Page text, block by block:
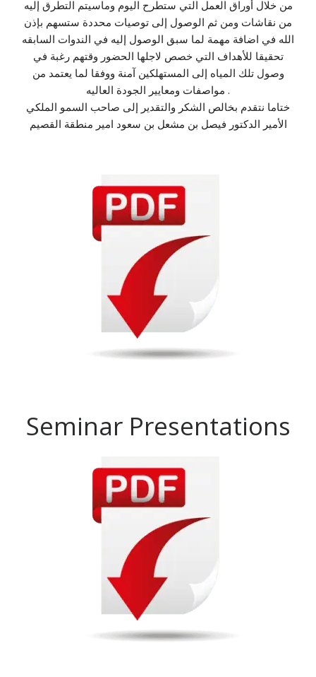
من خلال أوراق العمل التي ستطرح اليوم وماسيتم التطرق إليه
من نقاشات ومن ثم الوصول إلى توصيات محددة ستسهم بإذن
الله في اضافة مهمة لما سبق الوصول إليه في الندوات السابقه
تحقيقا للأهداف التي خصص لاجلها الحضور وقتهم رغبة في
وصول تلك المياه إلى المستهلكين آمنة ووفقا لما يعتمد من
مواصفات ومعايير الجودة العاليه .
ختاما نتقدم بخالص الشكر والتقدير إلى صاحب السمو الملكي
الأمير الدكتور فيصل بن مشعل بن سعود امير منطقة القصيم
Seminar Presentations